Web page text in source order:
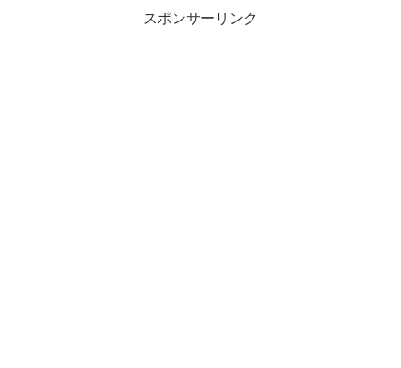
スポンサーリンク